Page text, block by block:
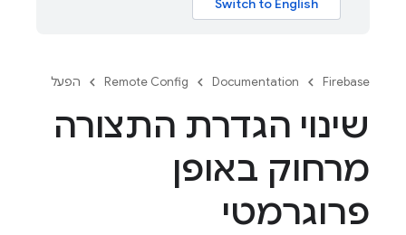
Firebase
Documentation
Remote Config הפעל
שינוי הגדרת התצורה
מרחוק באופן
פרוגרמטי